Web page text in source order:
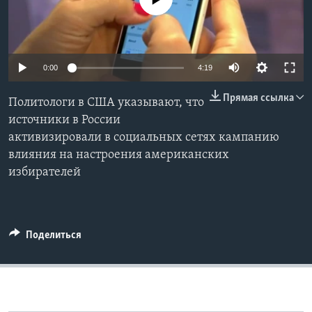
Learning English
СОЦИАЛЬНЫЕ СЕТИ
Языки
0:00 4:19
Прямая ссылка
Политологи в США указывают, что
источники в России
активизировали в социальных сетях кампанию
влияния на настроения американских
избирателей
Поделиться